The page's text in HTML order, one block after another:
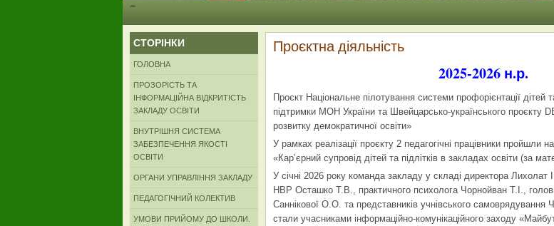
СТОРІНКИ
ГОЛОВНА
ПРОЗОРІСТЬ ТА
ІНФОРМАЦІЙНА ВІДКРИТІСТЬ
ЗАКЛАДУ ОСВІТИ
ВНУТРІШНЯ СИСТЕМА
ЗАБЕЗПЕЧЕННЯ ЯКОСТІ
ОСВІТИ
ОРГАНИ УПРАВЛІННЯ ЗАКЛАДУ
ПЕДАГОГІЧНИЙ КОЛЕКТИВ
УМОВИ ПРИЙОМУ ДО ШКОЛИ.
Проєктна діяльність
2025-2026 н.р.
Проєкт Національне пілотування системи профорієнтації дітей
підтримки МОН України та Швейцарсько-українського проєкту
розвитку демократичної освіти»
У рамках реалізації проєкту 2 педагогічні працівники
«Карʼєрний супровід дітей та підлітків в закладах освіти (за
У січні 2026 року команда закладу у складі директора Лихолат
НВР Осташко Т.В., практичного психолога Чорнойван Т.І.,
Саннікової О.О. та представників учнівського
стали учасниками інформаційно-комунікаційного заходу